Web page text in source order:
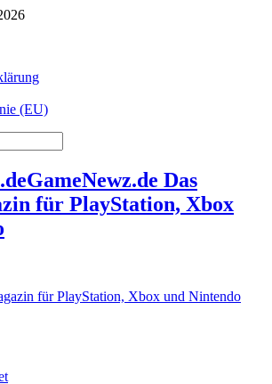
(EU)
GameNewz.de Das
für PlayStation, Xbox
für PlayStation, Xbox und Nintendo